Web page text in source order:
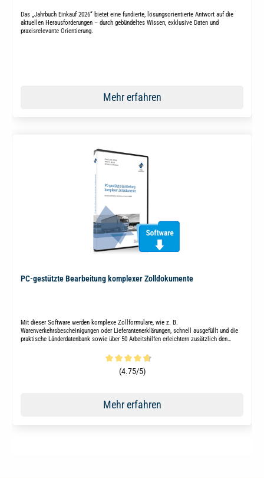
Das „Jahrbuch Einkauf 2026“ bietet eine fundierte, lösungsorientierte Antwort auf die
aktuellen Herausforderungen – durch gebündeltes Wissen, exklusive Daten und
praxisrelevante Orientierung.
Mehr erfahren
PC-gestützte Bearbeitung komplexer Zolldokumente
Mit dieser Software werden komplexe Zollformulare, wie z. B.
Warenverkehrsbescheinigungen oder Lieferantenerklärungen, schnell ausgefüllt und die
praktische Länderdatenbank sowie über 50 Arbeitshilfen erleichtern zusätzlich den
Durchschnittliche Bewertung von 4.8 von 5 Sternen
(4.75/5)
Mehr erfahren